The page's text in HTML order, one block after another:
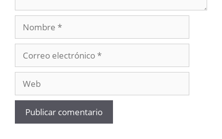
Nombre
electrónico